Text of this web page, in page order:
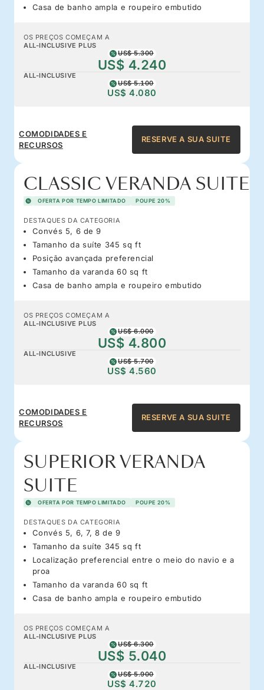
Casa de banho ampla e roupeiro embutido
OS PREÇOS COMEÇAM A
ALL-INCLUSIVE PLUS
US$ 5.300
US$ 4.240
ALL-INCLUSIVE
US$ 5.100
US$ 4.080
COMODIDADES E
RECURSOS
RESERVE A SUA SUITE
CLASSIC VERANDA SUITE
OFERTA POR TEMPO LIMITADO POUPE 20%
DESTAQUES DA CATEGORIA
Convés 5, 6 de 9
Tamanho da suíte 345 sq ft
Posição avançada preferencial
Tamanho da varanda 60 sq ft
Casa de banho ampla e roupeiro embutido
OS PREÇOS COMEÇAM A
ALL-INCLUSIVE PLUS
US$ 6.000
US$ 4.800
ALL-INCLUSIVE
US$ 5.700
US$ 4.560
COMODIDADES E
RECURSOS
RESERVE A SUA SUITE
SUPERIOR VERANDA
SUITE
OFERTA POR TEMPO LIMITADO POUPE 20%
DESTAQUES DA CATEGORIA
Convés 5, 6, 7, 8 de 9
Tamanho da suíte 345 sq ft
Localização preferencial entre o meio do navio e a
proa
Tamanho da varanda 60 sq ft
Casa de banho ampla e roupeiro embutido
OS PREÇOS COMEÇAM A
ALL-INCLUSIVE PLUS
US$ 6.300
US$ 5.040
ALL-INCLUSIVE
US$ 5.900
US$ 4.720